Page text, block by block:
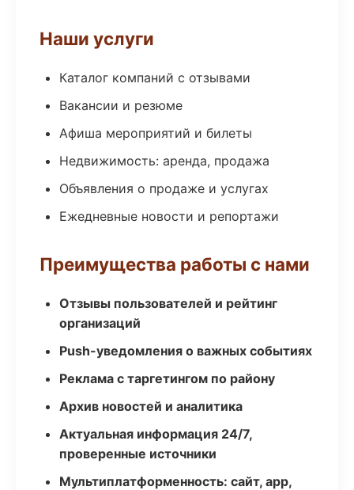
Наши услуги
Каталог компаний с отзывами
Вакансии и резюме
Афиша мероприятий и билеты
Недвижимость: аренда, продажа
Объявления о продаже и услугах
Ежедневные новости и репортажи
Преимущества работы с нами
Отзывы пользователей и рейтинг
организаций
Push-уведомления о важных событиях
Реклама с таргетингом по району
Архив новостей и аналитика
Актуальная информация 24/7,
проверенные источники
Мультиплатформенность: сайт, app,